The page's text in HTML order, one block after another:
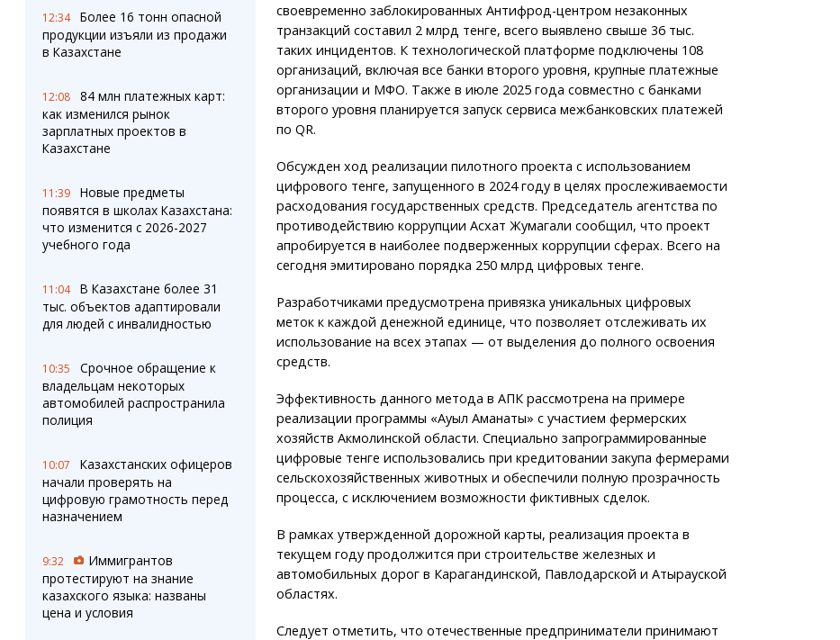
12:34
Более 16 тонн опасной
продукции изъяли из продажи
в Казахстане
12:08
84 млн платежных карт:
как изменился рынок
зарплатных проектов в
Казахстане
11:39
Новые предметы
появятся в школах Казахстана:
что изменится с 2026-2027
учебного года
11:04
В Казахстане более 31
тыс. объектов адаптировали
для людей с инвалидностью
10:35
Срочное обращение к
владельцам некоторых
автомобилей распространила
полиция
10:07
Казахстанских офицеров
начали проверять на
цифровую грамотность перед
назначением
9:32
Иммигрантов
протестируют на знание
казахского языка: названы
цена и условия
своевременно заблокированных Антифрод-центром незаконных
транзакций составил 2 млрд тенге, всего выявлено свыше 36 тыс.
таких инцидентов. К технологической платформе подключены 108
организаций, включая все банки второго уровня, крупные платежные
организации и МФО. Также в июле 2025 года совместно с банками
второго уровня планируется запуск сервиса межбанковских платежей
по QR.
Обсужден ход реализации пилотного проекта с использованием
цифрового тенге, запущенного в 2024 году в целях прослеживаемости
расходования государственных средств. Председатель агентства по
противодействию коррупции Асхат Жумагали сообщил, что проект
апробируется в наиболее подверженных коррупции сферах. Всего на
сегодня эмитировано порядка 250 млрд цифровых тенге.
Разработчиками предусмотрена привязка уникальных цифровых
меток к каждой денежной единице, что позволяет отслеживать их
использование на всех этапах — от выделения до полного освоения
средств.
Эффективность данного метода в АПК рассмотрена на примере
реализации программы «Ауыл Аманаты» с участием фермерских
хозяйств Акмолинской области. Специально запрограммированные
цифровые тенге использовались при кредитовании закупа фермерами
сельскохозяйственных животных и обеспечили полную прозрачность
процесса, с исключением возможности фиктивных сделок.
В рамках утвержденной дорожной карты, реализация проекта в
текущем году продолжится при строительстве железных и
автомобильных дорог в Карагандинской, Павлодарской и Атырауской
областях.
Следует отметить, что отечественные предприниматели принимают